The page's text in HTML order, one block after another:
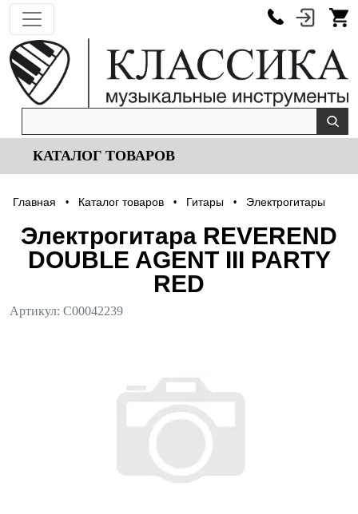
КАТАЛОГ ТОВАРОВ
Главная • Каталог товаров • Гитары • Электрогитары
Электрогитара REVEREND
DOUBLE AGENT III PARTY
RED
Артикул: С00042239